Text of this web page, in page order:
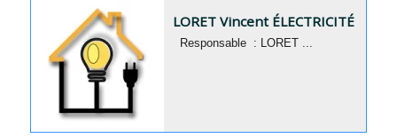
LORET Vincent ÉLECTRICITÉ
Responsable : LORET ...